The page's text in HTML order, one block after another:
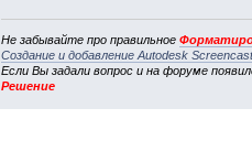
Не забывайте про правильное
Создание и добавление Autodesk
Если Вы задали вопрос и на форуме
Решение